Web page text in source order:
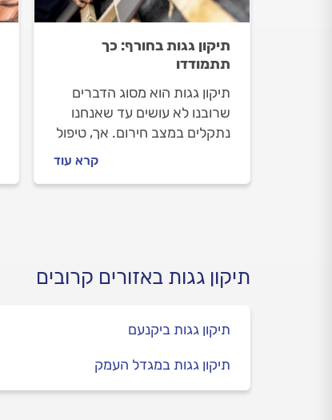
תיקון גגות בחורף: כך
תתמודדו
תיקון גגות הוא מסוג הדברים
שרובנו לא עושים עד שאנחנו
נתקלים במצב חירום. אך, טיפול
יעילים ויחסכו מכם הוצאות
גדולות ומצבים לא נעימים. כל
קרא עוד
תיקון גגות באזורים קרובים
תיקון גגות ביקנעם
תיקון גגות במגדל העמק